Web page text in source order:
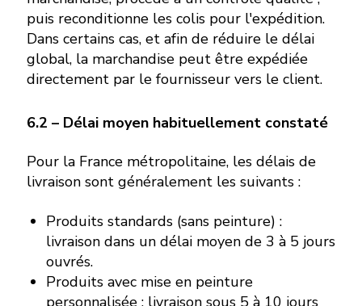
puis reconditionne les colis pour l'expédition.
Dans certains cas, et afin de réduire le délai
global, la marchandise peut être expédiée
directement par le fournisseur vers le client.
6.2 – Délai moyen habituellement constaté
Pour la France métropolitaine, les délais de
livraison sont généralement les suivants :
Produits standards (sans peinture) :
livraison dans un délai moyen de 3 à 5 jours
ouvrés.
Produits avec mise en peinture
personnalisée : livraison sous 5 à 10 jours